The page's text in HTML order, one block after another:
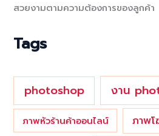
สวยงามตามความต้องการของลูกค้า
Tags
photoshop งาน
ภาพหัวร้านค้าออนไลน์ ภาพ